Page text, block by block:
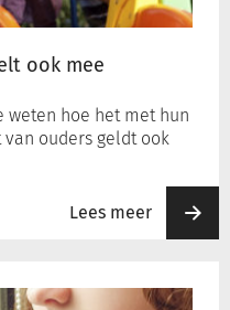
ook mee
weten hoe het met hun
ouders geldt ook
Lees meer